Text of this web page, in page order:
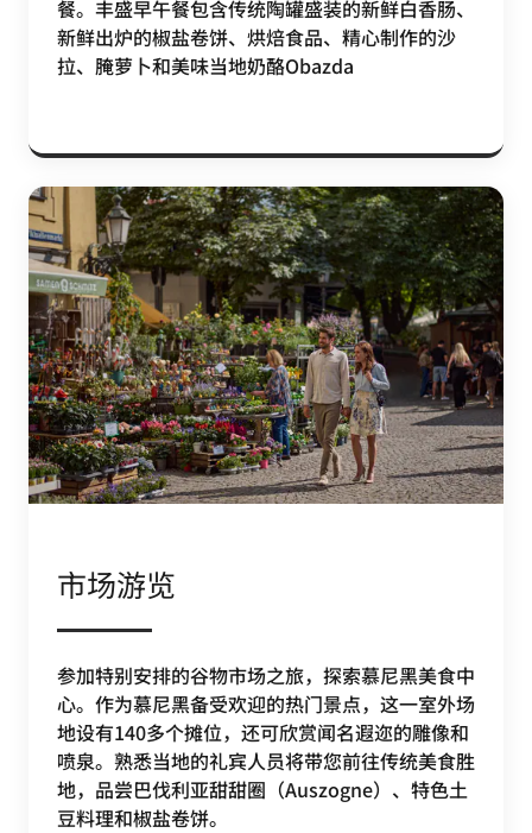
餐。丰盛早午餐包含传统陶罐盛装的新鲜白香肠、
新鲜出炉的椒盐卷饼、烘焙食品、精心制作的沙
拉、腌萝卜和美味当地奶酪Obazda
市场游览
参加特别安排的谷物市场之旅，探索慕尼黑美食中
心。作为慕尼黑备受欢迎的热门景点，这一室外场
地设有140多个摊位，还可欣赏闻名遐迩的雕像和
喷泉。熟悉当地的礼宾人员将带您前往传统美食胜
地，品尝巴伐利亚甜甜圈（Auszogne）、特色土
豆料理和椒盐卷饼。